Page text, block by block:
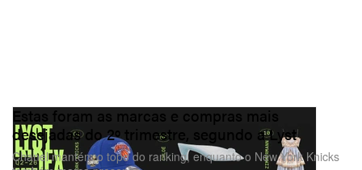
Estas foram as marcas e compras mais
desejadas do 2º trimestre, segundo a Lyst
Chanel mantém o topo do ranking, enquanto o New York Knicks